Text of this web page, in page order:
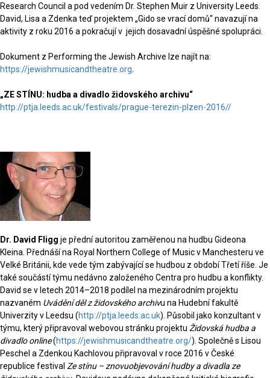
Research Council a pod vedením Dr. Stephen Muir z University Leeds.
David, Lisa a Zdenka teď projektem „Gido se vrací domů“ navazují na
aktivity z roku 2016 a pokračují v jejich dosavadní úspěšné spolupráci.
Dokument z Performing the Jewish Archive lze najít na:
https://jewishmusicandtheatre.org
„ZE STÍNU: hudba a divadlo židovského archivu“
http://ptja.leeds.ac.uk/festivals/prague-terezin-plzen-2016//
Dr. David Fligg je přední autoritou zaměřenou na hudbu Gideona
Kleina. Přednáší na Royal Northern College of Music v Manchesteru ve
Velké Británii, kde vede tým zabývající se hudbou z období Třetí říše. Je
také součástí týmu nedávno založeného Centra pro hudbu a konflikty.
David se v letech 2014–2018 podílel na mezinárodním projektu
nazvaném Uvádění děl z židovského archivu na Hudební fakultě
Univerzity v Leedsu (http://ptja.leeds.ac.uk). Působil jako konzultant v
týmu, který připravoval webovou stránku projektu Židovská hudba a
divadlo online(https://jewishmusicandtheatre.org/). Společně s Lisou
Peschel a Zdenkou Kachlovou připravoval v roce 2016 v České
republice festival Ze stínu – znovuobjevování hudby a divadla ze